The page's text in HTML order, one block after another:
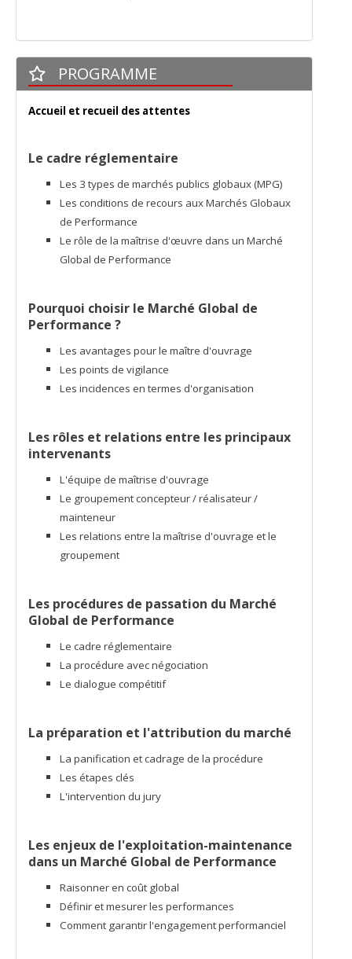
PROGRAMME
Accueil et recueil des attentes
Le cadre réglementaire
Les 3 types de marchés publics globaux (MPG)
Les conditions de recours aux Marchés Globaux
de Performance
Le rôle de la maîtrise d'œuvre dans un Marché
Global de Performance
Pourquoi choisir le Marché Global de
Performance ?
Les avantages pour le maître d'ouvrage
Les points de vigilance
Les incidences en termes d'organisation
Les rôles et relations entre les principaux
intervenants
L'équipe de maîtrise d'ouvrage
Le groupement concepteur / réalisateur /
mainteneur
Les relations entre la maîtrise d'ouvrage et le
groupement
Les procédures de passation du Marché
Global de Performance
Le cadre réglementaire
La procédure avec négociation
Le dialogue compétitif
La préparation et l'attribution du marché
La panification et cadrage de la procédure
Les étapes clés
L'intervention du jury
Les enjeux de l'exploitation-maintenance
dans un Marché Global de Performance
Raisonner en coût global
Définir et mesurer les performances
Comment garantir l'engagement performanciel